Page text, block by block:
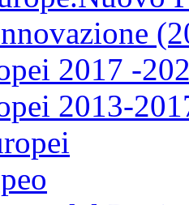
2017 -
2013-